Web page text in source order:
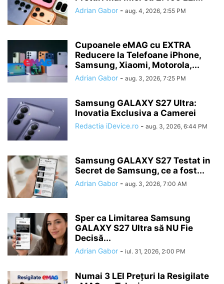
Adrian Gabor - aug. 4, 2026, 2:55 PM
Cupoanele eMAG cu EXTRA
Reducere la Telefoane iPhone,
Samsung, Xiaomi, Motorola,...
Adrian Gabor - aug. 3, 2026, 7:25 PM
Samsung GALAXY S27 Ultra:
Inovatia Exclusiva a Camerei
Redactia iDevice.ro - aug. 3, 2026, 6:44 PM
Samsung GALAXY S27 Testat in
Secret de Samsung, ce a fost...
Adrian Gabor - aug. 3, 2026, 7:00 AM
Sper ca Limitarea Samsung
GALAXY S27 Ultra să NU Fie
Decisă...
Adrian Gabor - iul. 31, 2026, 2:00 PM
Numai 3 LEI Prețuri la Resigilate